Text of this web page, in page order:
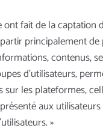
fait de la
principalement
contenus,
d’utilisateurs,
les plateformes,
aux
»